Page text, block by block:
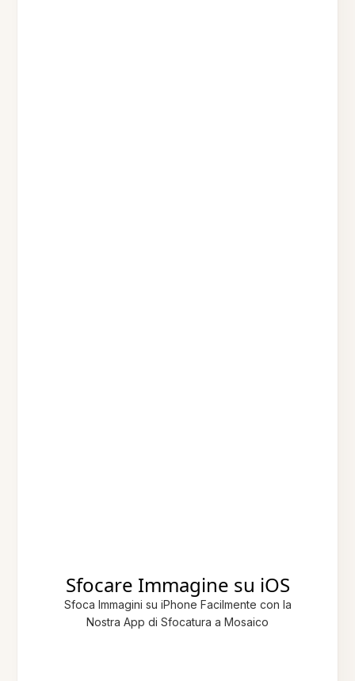
Sfocare Immagine su iOS
Sfoca Immagini su iPhone Facilmente con la
Nostra App di Sfocatura a Mosaico